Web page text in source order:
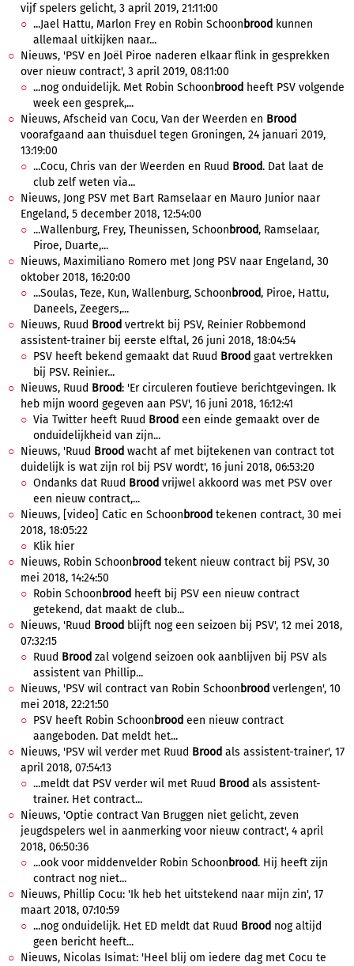
vijf spelers gelicht, 3 april 2019, 21:11:00
...Jael Hattu, Marlon Frey en Robin Schoon brood kunnen
allemaal uitkijken naar...
Nieuws, 'PSV en Joël Piroe naderen elkaar flink in gesprekken
over nieuw contract', 3 april 2019, 08:11:00
...nog onduidelijk. Met Robin Schoon brood heeft PSV volgende
week een gesprek,...
Nieuws, Afscheid van Cocu, Van der Weerden en Brood
voorafgaand aan thuisduel tegen Groningen, 24 januari 2019,
13:19:00
...Cocu, Chris van der Weerden en Ruud Brood. Dat laat de
club zelf weten via...
Nieuws, Jong PSV met Bart Ramselaar en Mauro Junior naar
Engeland, 5 december 2018, 12:54:00
...Wallenburg, Frey, Theunissen, Schoon brood, Ramselaar,
Piroe, Duarte,...
Nieuws, Maximiliano Romero met Jong PSV naar Engeland, 30
oktober 2018, 16:20:00
...Soulas, Teze, Kun, Wallenburg, Schoon brood, Piroe, Hattu,
Daneels, Zeegers,...
Nieuws, Ruud Brood vertrekt bij PSV, Reinier Robbemond
assistent-trainer bij eerste elftal, 26 juni 2018, 18:04:54
PSV heeft bekend gemaakt dat Ruud Brood gaat vertrekken
bij PSV. Reinier...
Nieuws, Ruud Brood: 'Er circuleren foutieve berichtgevingen. Ik
heb mijn woord gegeven aan PSV', 16 juni 2018, 16:12:41
Via Twitter heeft Ruud Brood een einde gemaakt over de
onduidelijkheid van zijn...
Nieuws, 'Ruud Brood wacht af met bijtekenen van contract tot
duidelijk is wat zijn rol bij PSV wordt', 16 juni 2018, 06:53:20
Ondanks dat Ruud Brood vrijwel akkoord was met PSV over
een nieuw contract,...
Nieuws, [video] Catic en Schoon brood tekenen contract, 30 mei
2018, 18:05:22
Klik hier
Nieuws, Robin Schoon brood tekent nieuw contract bij PSV, 30
mei 2018, 14:24:50
Robin Schoon brood heeft bij PSV een nieuw contract
getekend, dat maakt de club...
Nieuws, 'Ruud Brood blijft nog een seizoen bij PSV', 12 mei 2018,
07:32:15
Ruud Brood zal volgend seizoen ook aanblijven bij PSV als
assistent van Phillip...
Nieuws, 'PSV wil contract van Robin Schoon brood verlengen', 10
mei 2018, 22:21:50
PSV heeft Robin Schoon brood een nieuw contract
aangeboden. Dat meldt het...
Nieuws, 'PSV wil verder met Ruud Brood als assistent-trainer', 17
april 2018, 07:54:13
...meldt dat PSV verder wil met Ruud Brood als assistent-
trainer. Het contract...
Nieuws, 'Optie contract Van Bruggen niet gelicht, zeven
jeugdspelers wel in aanmerking voor nieuw contract', 4 april
2018, 06:50:36
...ook voor middenvelder Robin Schoon brood. Hij heeft zijn
contract nog niet...
Nieuws, Phillip Cocu: 'Ik heb het uitstekend naar mijn zin', 17
maart 2018, 07:10:59
...nog onduidelijk. Het ED meldt dat Ruud Brood nog altijd
geen bericht heeft...
Nieuws, Nicolas Isimat: 'Heel blij om iedere dag met Cocu te